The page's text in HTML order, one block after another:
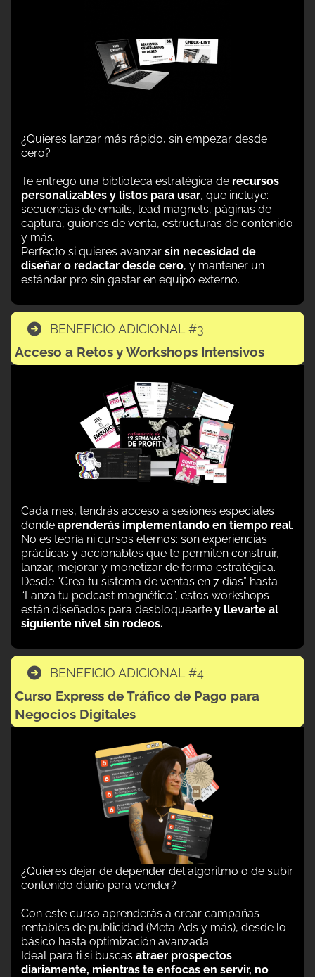
¿Quieres lanzar más rápido, sin empezar desde
cero?
Te entrego una biblioteca estratégica de recursos
personalizables y listos para usar, que incluye:
secuencias de emails, lead magnets, páginas de
captura, guiones de venta, estructuras de contenido
y más.
Perfecto si quieres avanzar sin necesidad de
diseñar o redactar desde cero, y mantener un
estándar pro sin gastar en equipo externo.
BENEFICIO ADICIONAL #3
Acceso a Retos y Workshops Intensivos
Cada mes, tendrás acceso a sesiones especiales
donde aprenderás implementando en tiempo real.
No es teoría ni cursos eternos: son experiencias
prácticas y accionables que te permiten construir,
lanzar, mejorar y monetizar de forma estratégica.
Desde “Crea tu sistema de ventas en 7 días” hasta
“Lanza tu podcast magnético”, estos workshops
están diseñados para desbloquearte y llevarte al
siguiente nivel sin rodeos.
BENEFICIO ADICIONAL #4
Curso Express de Tráfico de Pago para
Negocios Digitales
¿Quieres dejar de depender del algoritmo o de subir
contenido diario para vender?
Con este curso aprenderás a crear campañas
rentables de publicidad (Meta Ads y más), desde lo
básico hasta optimización avanzada.
Ideal para ti si buscas atraer prospectos
diariamente, mientras te enfocas en servir, no